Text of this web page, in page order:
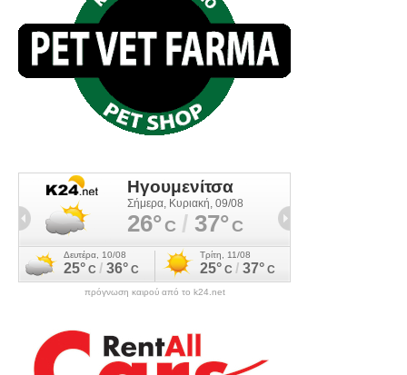
πρόγνωση καιρού από το k24.net